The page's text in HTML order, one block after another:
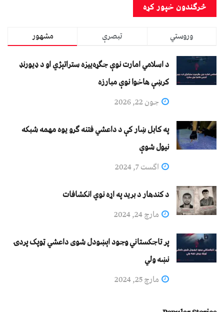
مشهور تبصرې
وروستي
د اسلامي امارت نوې جګړه‌ییزه ستراتېژي او د ډیورنډ
کرښې هاخوا نوې مبارزه
جون 22, 2026
په کابل ښار کې د داعشي فتنه ګرو يوه مهمه شبکه
نيول شوې
اگست 7, 2024
د کندهار د برید په اړه نوي انکشافات
مارچ 24, 2024
پر تاجکستاني وجود اېښودل شوی داعشي ټوپک پردۍ
نښه ولي
مارچ 25, 2024